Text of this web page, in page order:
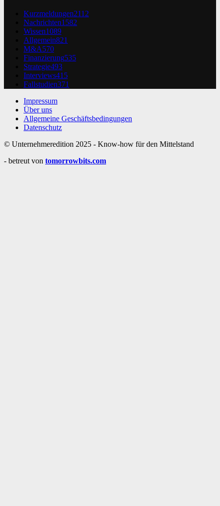
Kurzmeldungen2112
Nachrichten1582
Wissen1089
Allgemein821
M&A570
Finanzierung535
Strategie493
Interviews415
Fallstudien371
Impressum
Über uns
Allgemeine Geschäftsbedingungen
Datenschutz
© Unternehmeredition 2025 - Know-how für den Mittelstand
- betreut von tomorrowbits.com